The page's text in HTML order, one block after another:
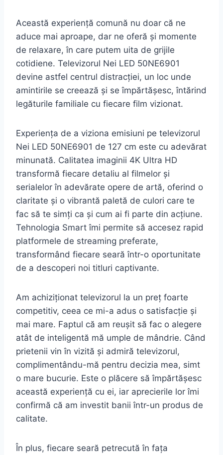
Această experiență comună nu doar că ne
aduce mai aproape, dar ne oferă și momente
de relaxare, în care putem uita de grijile
cotidiene. Televizorul Nei LED 50NE6901
devine astfel centrul distracției, un loc unde
amintirile se creează și se împărtășesc, întărind
legăturile familiale cu fiecare film vizionat.
Experiența de a viziona emisiuni pe televizorul
Nei LED 50NE6901 de 127 cm este cu adevărat
minunată. Calitatea imaginii 4K Ultra HD
transformă fiecare detaliu al filmelor și
serialelor în adevărate opere de artă, oferind o
claritate și o vibrantă paletă de culori care te
fac să te simți ca și cum ai fi parte din acțiune.
Tehnologia Smart îmi permite să accesez rapid
platformele de streaming preferate,
transformând fiecare seară într-o oportunitate
de a descoperi noi titluri captivante.
Am achiziționat televizorul la un preț foarte
competitiv, ceea ce mi-a adus o satisfacție și
mai mare. Faptul că am reușit să fac o alegere
atât de inteligentă mă umple de mândrie. Când
prietenii vin în vizită și admiră televizorul,
complimentându-mă pentru decizia mea, simt
o mare bucurie. Este o plăcere să împărtășesc
această experiență cu ei, iar aprecierile lor îmi
confirmă că am investit banii într-un produs de
calitate.
În plus, fiecare seară petrecută în fața